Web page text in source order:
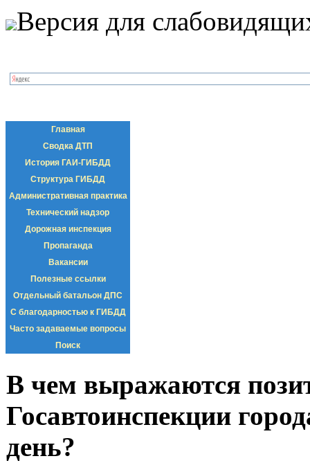
Версия для
Главная
Сводка ДТП
История ГАИ-ГИБДД
Структура ГИБДД
Административная практика
Технический надзор
Дорожная инспекция
Пропаганда
Вакансии
Полезные ссылки
Отдельный батальон ДПС
С благодарностью к ГИБДД
Часто задаваемые вопросы
Поиск
В чем выражаются
Госавтоинспекции
день?